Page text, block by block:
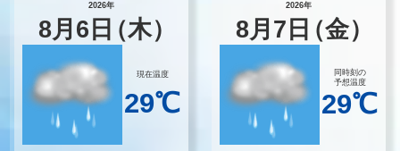
2026年
8月 6 日（木）
現在温度
29℃
2026年
8月 7 日（金）
同時刻の
予想温度
29℃